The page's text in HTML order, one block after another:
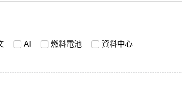
AI 燃料電池 資料中心